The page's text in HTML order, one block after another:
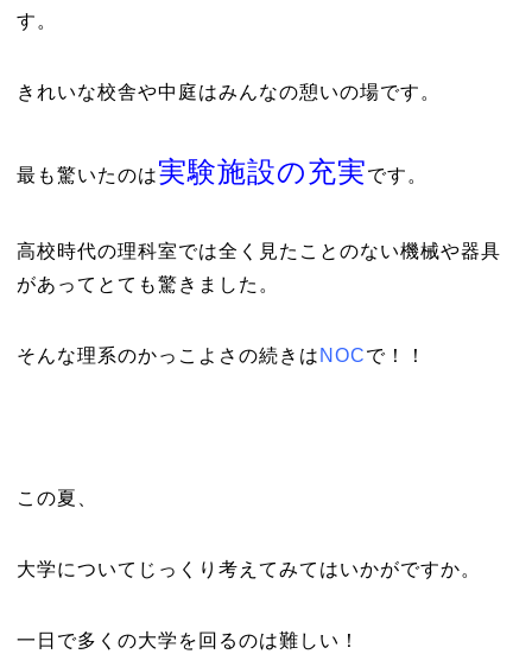
す。
きれいな校舎や中庭はみんなの憩いの場です。
最も驚いたのは実験施設の充実です。
高校時代の理科室では全く見たことのない機械や器具
があってとても驚きました。
そんな理系のかっこよさの続きは NOCで！！
この夏、
大学についてじっくり考えてみてはいかがですか。
一日で多くの大学を回るのは難しい！